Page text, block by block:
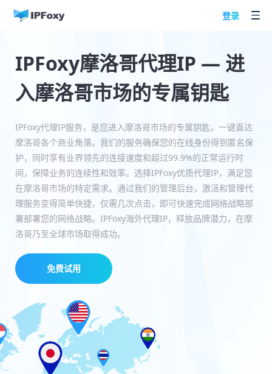
登录
IPFoxy摩洛哥代理IP — 进
入摩洛哥市场的专属钥匙
IPFoxy代理IP服务，是您进入摩洛哥市场的专属钥匙，一键直达
摩洛哥各个商业角落。我们的服务确保您的在线身份得到匿名保
护，同时享有业界领先的连接速度和超过99.9%的正常运行时
间，保障业务的连续性和效率。选择IPFoxy优质代理IP，满足您
在摩洛哥市场的特定需求。通过我们的管理后台，激活和管理代
理服务变得简单快捷，仅需几次点击，即可快速完成网络战略部
署部署您的网络战略。IPFoxy海外代理IP，释放品牌潜力，在摩
洛哥乃至全球市场取得成功。
免费试用